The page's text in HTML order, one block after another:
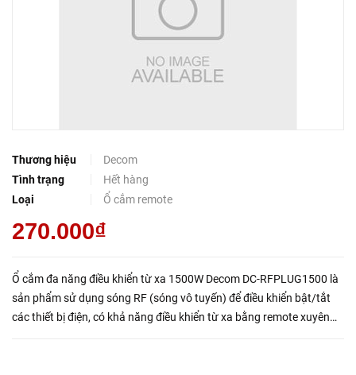
Thương hiệu
Decom
Tình trạng
Hết hàng
Loại
Ổ cắm remote
270.000₫
Ổ cắm đa năng điều khiển từ xa 1500W Decom DC-RFPLUG1500 là
sản phẩm sử dụng sóng RF (sóng vô tuyến) để điều khiển bật/tắt
các thiết bị điện, có khả năng điều khiển từ xa bằng remote xuyên